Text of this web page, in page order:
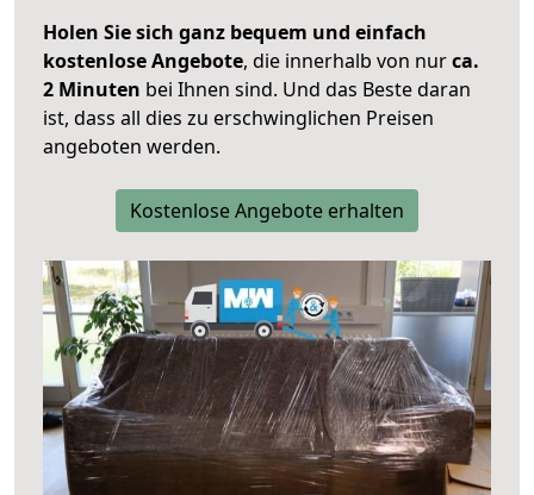
Holen Sie sich ganz bequem und einfach
kostenlose Angebote, die innerhalb von nurca.
2 Minuten bei Ihnen sind. Und das Beste daran
ist, dass all dies zu erschwinglichen Preisen
angeboten werden.
Kostenlose Angebote erhalten